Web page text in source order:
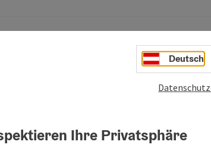
interessieren:
Deutsch
Ihre Privatsphäre